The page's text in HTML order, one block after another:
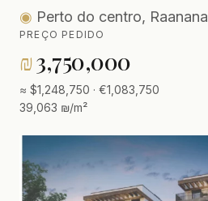
◉ Perto do centro, Raanana
PREÇO PEDIDO
₪3,750,000
≈ $1,248,750 · €1,083,750
39,063 ₪/m²